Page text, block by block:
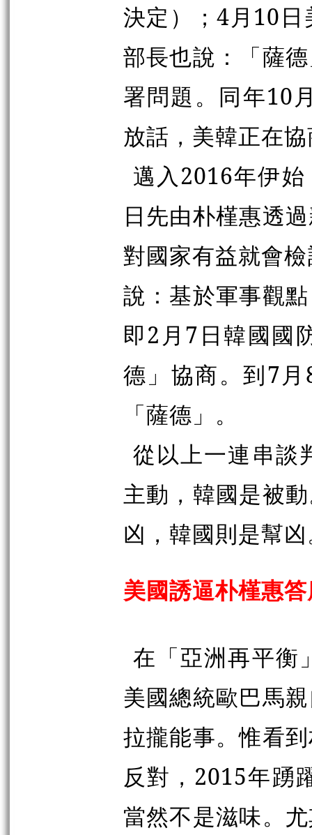
決定）；4月10
部長也說：「薩
署問題。同年10
放話，美韓正在
邁入2016年伊
日先由朴槿惠透
對國家有益就會
說：基於軍事觀
即2月7日韓國國
德」協商。到7
「薩德」。
從以上一連串談
主動，韓國是被
凶，韓國則是幫
美國誘逼朴槿惠
在「亞洲再平衡
美國總統歐巴馬
拉攏能事。惟看
反對，2015年踴
當然不是滋味。